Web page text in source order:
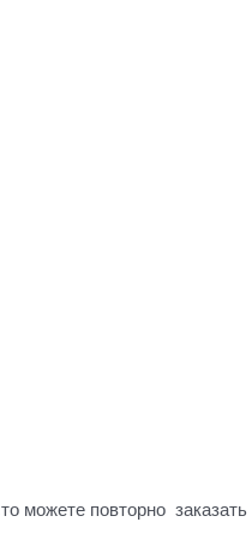
можете повторно